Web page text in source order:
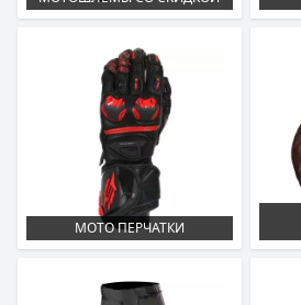
МОТО ПЕРЧАТКИ